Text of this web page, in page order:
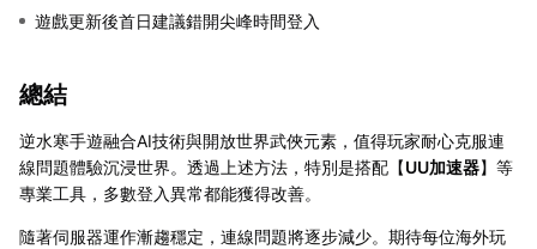
遊戲更新後首日建議錯開尖峰時間登入
總結
逆水寒手遊融合AI技術與開放世界武俠元素，值得玩家耐心克服連
線問題體驗沉浸世界。透過上述方法，特別是搭配【UU加速器】等
專業工具，多數登入異常都能獲得改善。
隨著伺服器運作漸趨穩定，連線問題將逐步減少。期待每位海外玩